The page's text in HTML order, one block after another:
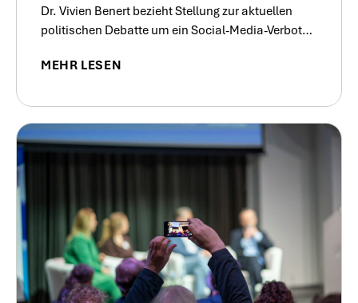
Dr. Vivien Benert bezieht Stellung zur aktuellen
politischen Debatte um ein Social-Media-Verbot
MEHR LESEN